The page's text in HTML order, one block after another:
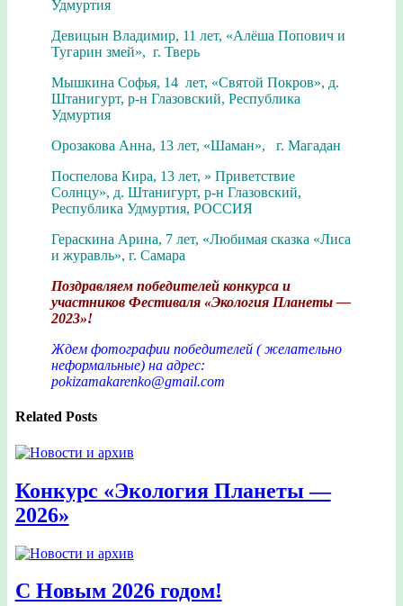
Удмуртия
Девицын Владимир, 11 лет, «Алёша Попович и
Тугарин змей», г. Тверь
Мышкина Софья, 14 лет, «Святой Покров», д.
Штанигурт, р-н Глазовский, Республика
Удмуртия
Орозакова Анна, 13 лет, «Шаман», г. Магадан
Поспелова Кира, 13 лет, » Приветствие
Солнцу», д. Штанигурт, р-н Глазовский,
Республика Удмуртия, РОССИЯ
Гераскина Арина, 7 лет, «Любимая сказка «Лиса
и журавль», г. Самара
Поздравляем победителей конкурса и
участников Фестиваля «Экология Планеты —
2023»!
Ждем фотографии победителей ( желательно
неформальные) на адрес:
pokizamakarenko@gmail.com
Related Posts
Конкурс «Экология Планеты —
2026»
С Новым 2026 годом!